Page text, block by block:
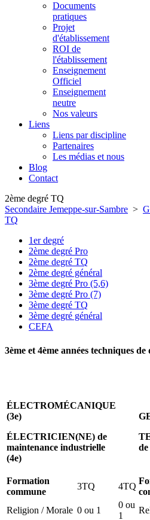
Documents
pratiques
Projet
d'établissement
ROI de
l'établissement
Enseignement
Officiel
Enseignement
neutre
Nos valeurs
Liens
Liens par discipline
Partenaires
Les médias et nous
Blog
Contact
2ème degré TQ
Secondaire Jemeppe-sur-Sambre >
TQ
1er degré
2ème degré Pro
2ème degré TQ
2ème degré général
3ème degré Pro (5,6)
3ème degré Pro (7)
3ème degré TQ
3ème degré général
CEFA
3ème et 4ème années techniques
ÉLECTROMÉCANIQUE
(3e)
ÉLECTRICIEN(NE) de
maintenance industrielle
(4e)
Formation
commune
3TQ 4TQ
Religion / Morale 0 ou 1
0 ou
1